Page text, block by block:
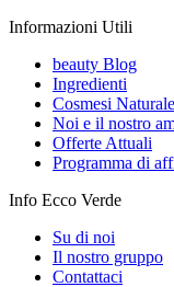
Informazioni Utili
beauty Blog
Ingredienti
Cosmesi
Noi e il nostro
Offerte Attuali
Programma di
Info Ecco Verde
Su di noi
Il nostro gruppo
Contattaci